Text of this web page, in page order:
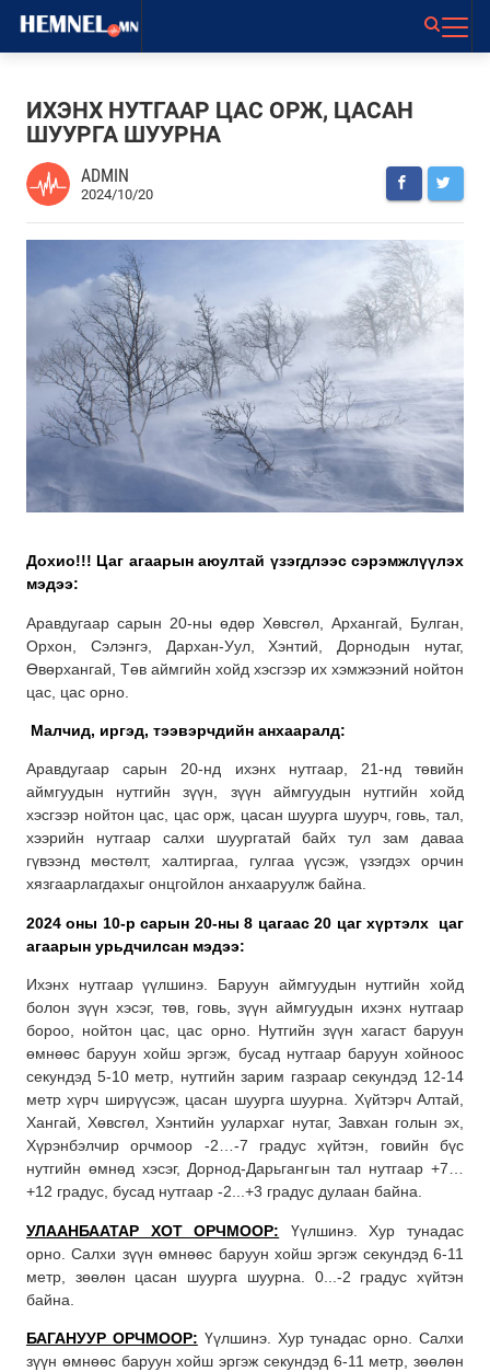
ИХЭНХ НУТГААР ЦАС ОРЖ, ЦАСАН
ШУУРГА ШУУРНА
ADMIN
2024/10/20
Дохио!!! Цаг агаарын аюултай үзэгдлээс сэрэмжлүүлэх
мэдээ:
Аравдугаар сарын 20-ны өдөр Хөвсгөл, Архангай, Булган,
Орхон, Сэлэнгэ, Дархан-Уул, Хэнтий, Дорнодын нутаг,
Өвөрхангай, Төв аймгийн хойд хэсгээр их хэмжээний нойтон
цас, цас орно.
Малчид, иргэд, тээвэрчдийн анхааралд:
Аравдугаар сарын 20-нд ихэнх нутгаар, 21-нд төвийн
аймгуудын нутгийн зүүн, зүүн аймгуудын нутгийн хойд
хэсгээр нойтон цас, цас орж, цасан шуурга шуурч, говь, тал,
хээрийн нутгаар салхи шуургатай байх тул зам даваа
гүвээнд мөстөлт, халтиргаа, гулгаа үүсэж, үзэгдэх орчин
хязгаарлагдахыг онцгойлон анхааруулж байна.
2024 оны 10-р сарын 20-ны 8 цагаас 20 цаг хүртэлх
цаг
агаарын урьдчилсан мэдээ:
Ихэнх нутгаар үүлшинэ. Баруун аймгуудын нутгийн хойд
болон зүүн хэсэг, төв, говь, зүүн аймгуудын ихэнх нутгаар
бороо, нойтон цас, цас орно. Нутгийн зүүн хагаст баруун
өмнөөс баруун хойш эргэж, бусад нутгаар баруун хойноос
секундэд 5-10 метр, нутгийн зарим газраар секундэд 12-14
метр хүрч ширүүсэж, цасан шуурга шуурна. Хүйтэрч Алтай,
Хангай, Хөвсгөл, Хэнтийн уулархаг нутаг, Завхан голын эх,
Хүрэнбэлчир орчмоор -2…-7 градус хүйтэн, говийн бүс
нутгийн өмнөд хэсэг, Дорнод-Дарьгангын тал нутгаар +7…
+12 градус, бусад нутгаар -2...+3 градус дулаан байна.
УЛААНБААТАР ХОТ ОРЧМООР: Үүлшинэ. Хур тунадас
орно. Салхи зүүн өмнөөс баруун хойш эргэж секундэд 6-11
метр, зөөлөн цасан шуурга шуурна. 0...-2 градус хүйтэн
байна.
БАГАНУУР ОРЧМООР: Үүлшинэ. Хур тунадас орно. Салхи
зүүн өмнөөс баруун хойш эргэж секундэд 6-11 метр, зөөлөн